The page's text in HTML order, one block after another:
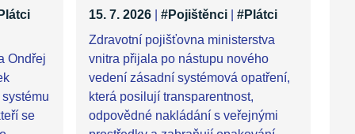
Ondřej
se
15. 7. 2026 #Pojištěnci
#Plátci
Zdravotní pojišťovna ministerstva
vnitra přijala po nástupu nového
vedení zásadní systémová opatření,
která posilují transparentnost,
odpovědné nakládání s veřejnými